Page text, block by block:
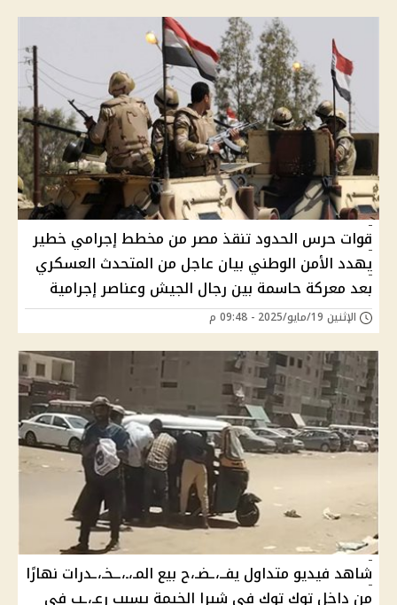
قوات حرس الحدود تنقذ مصر من مخطط إجرامي خطير
يهدد الأمن الوطني بيان عاجل من المتحدث العسكري
بعد معركة حاسمة بين رجال الجيش وعناصر إجرامية
الإثنين 19/مايو/2025 - 09:48 م
شاهد فيديو متداول يفــ،ـضـ،ح بيع المـ،ـ،ــخـ،ـدرات نهارًا
من داخل توك توك في شبرا الخيمة يسبب رعـ،ـب في